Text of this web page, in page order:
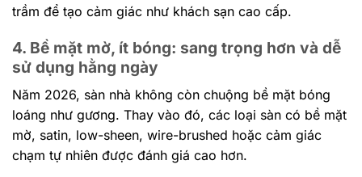
trầm để tạo cảm giác như khách sạn cao cấp.
4. Bề mặt mờ, ít bóng: sang trọng hơn và dễ
sử dụng hằng ngày
Năm 2026, sàn nhà không còn chuộng bề mặt bóng
loáng như gương. Thay vào đó, các loại sàn có bề mặt
mờ, satin, low-sheen, wire-brushed hoặc cảm giác
chạm tự nhiên được đánh giá cao hơn.